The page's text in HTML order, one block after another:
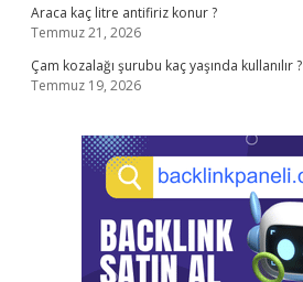
Araca kaç litre antifiriz konur ?
Temmuz 21, 2026
Çam kozalağı şurubu kaç yaşında kullanılır ?
Temmuz 19, 2026